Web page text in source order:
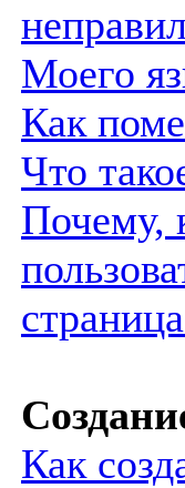
Моего
Как
Что
Почему,
Как